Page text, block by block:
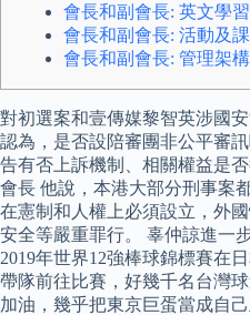
會長和副會長: 英文學
會長和副會長: 活動及
會長和副會長: 管理架構
對初選案和壹傳媒黎智英涉國
認為，是否設陪審團非公平審
告有否上訴機制、相關權益是
會長 他說，本港大部分刑事案
在憲制和人權上必須設立，外
安全等嚴重罪行。 辜仲諒進一
2019年世界12強棒球錦標賽在
帶隊前往比賽，好幾千名台灣
加油，幾乎把東京巨蛋當成自